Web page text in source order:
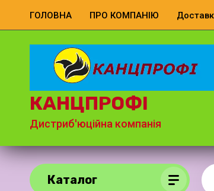
ГОЛОВНА ПРО КОМПАНІЮ
КАНЦПРОФІ
Дистриб'юційна компанія
Каталог